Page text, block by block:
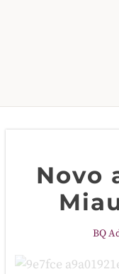
Novo
BQ